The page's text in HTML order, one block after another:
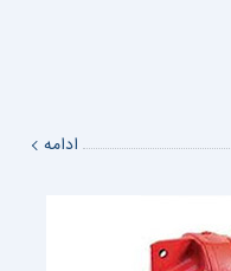
ادامه